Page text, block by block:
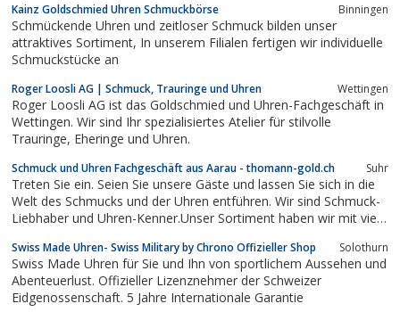
Vordergrund. Unsere Tätigkeit ist nicht nur unser Beruf, sondern
auch unsere Leidenschaft. Wir...
Kainz Goldschmied Uhren Schmuckbörse Binningen
Schmückende Uhren und zeitloser Schmuck bilden unser
attraktives Sortiment, In unserem Filialen fertigen wir individuelle
Schmuckstücke an
Roger Loosli AG | Schmuck, Trauringe und Uhren Wettingen
Roger Loosli AG ist das Goldschmied und Uhren-Fachgeschäft in
Wettingen. Wir sind Ihr spezialisiertes Atelier für stilvolle
Trauringe, Eheringe und Uhren.
Schmuck und Uhren Fachgeschäft aus Aarau - thomann-gold.ch Suhr
Treten Sie ein. Seien Sie unsere Gäste und lassen Sie sich in die
Welt des Schmucks und der Uhren entführen. Wir sind Schmuck-
Liebhaber und Uhren-Kenner.Unser Sortiment haben wir mit viel
Swiss Made Uhren- Swiss Military by Chrono Offizieller Shop Solothurn
Swiss Made Uhren für Sie und Ihn von sportlichem Aussehen und
Abenteuerlust. Offizieller Lizenznehmer der Schweizer
Eidgenossenschaft. 5 Jahre Internationale Garantie